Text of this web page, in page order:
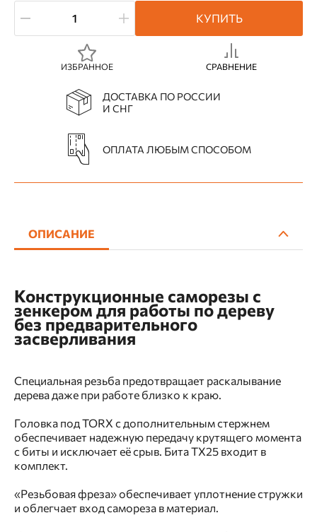
КУПИТЬ
ИЗБРАННОЕ СРАВНЕНИЕ
ДОСТАВКА ПО РОССИИ
И СНГ
ОПЛАТА ЛЮБЫМ СПОСОБОМ
ОПИСАНИЕ
Конструкционные саморезы с
зенкером для работы по дереву
без предварительного
засверливания
Специальная резьба предотвращает раскалывание
дерева даже при работе близко к краю.
Головка под TORX с дополнительным стержнем
обеспечивает надежную передачу крутящего момента
с биты и исключает её срыв. Бита TX25 входит в
комплект.
«Резьбовая фреза» обеспечивает уплотнение стружки
и облегчает вход самореза в материал.